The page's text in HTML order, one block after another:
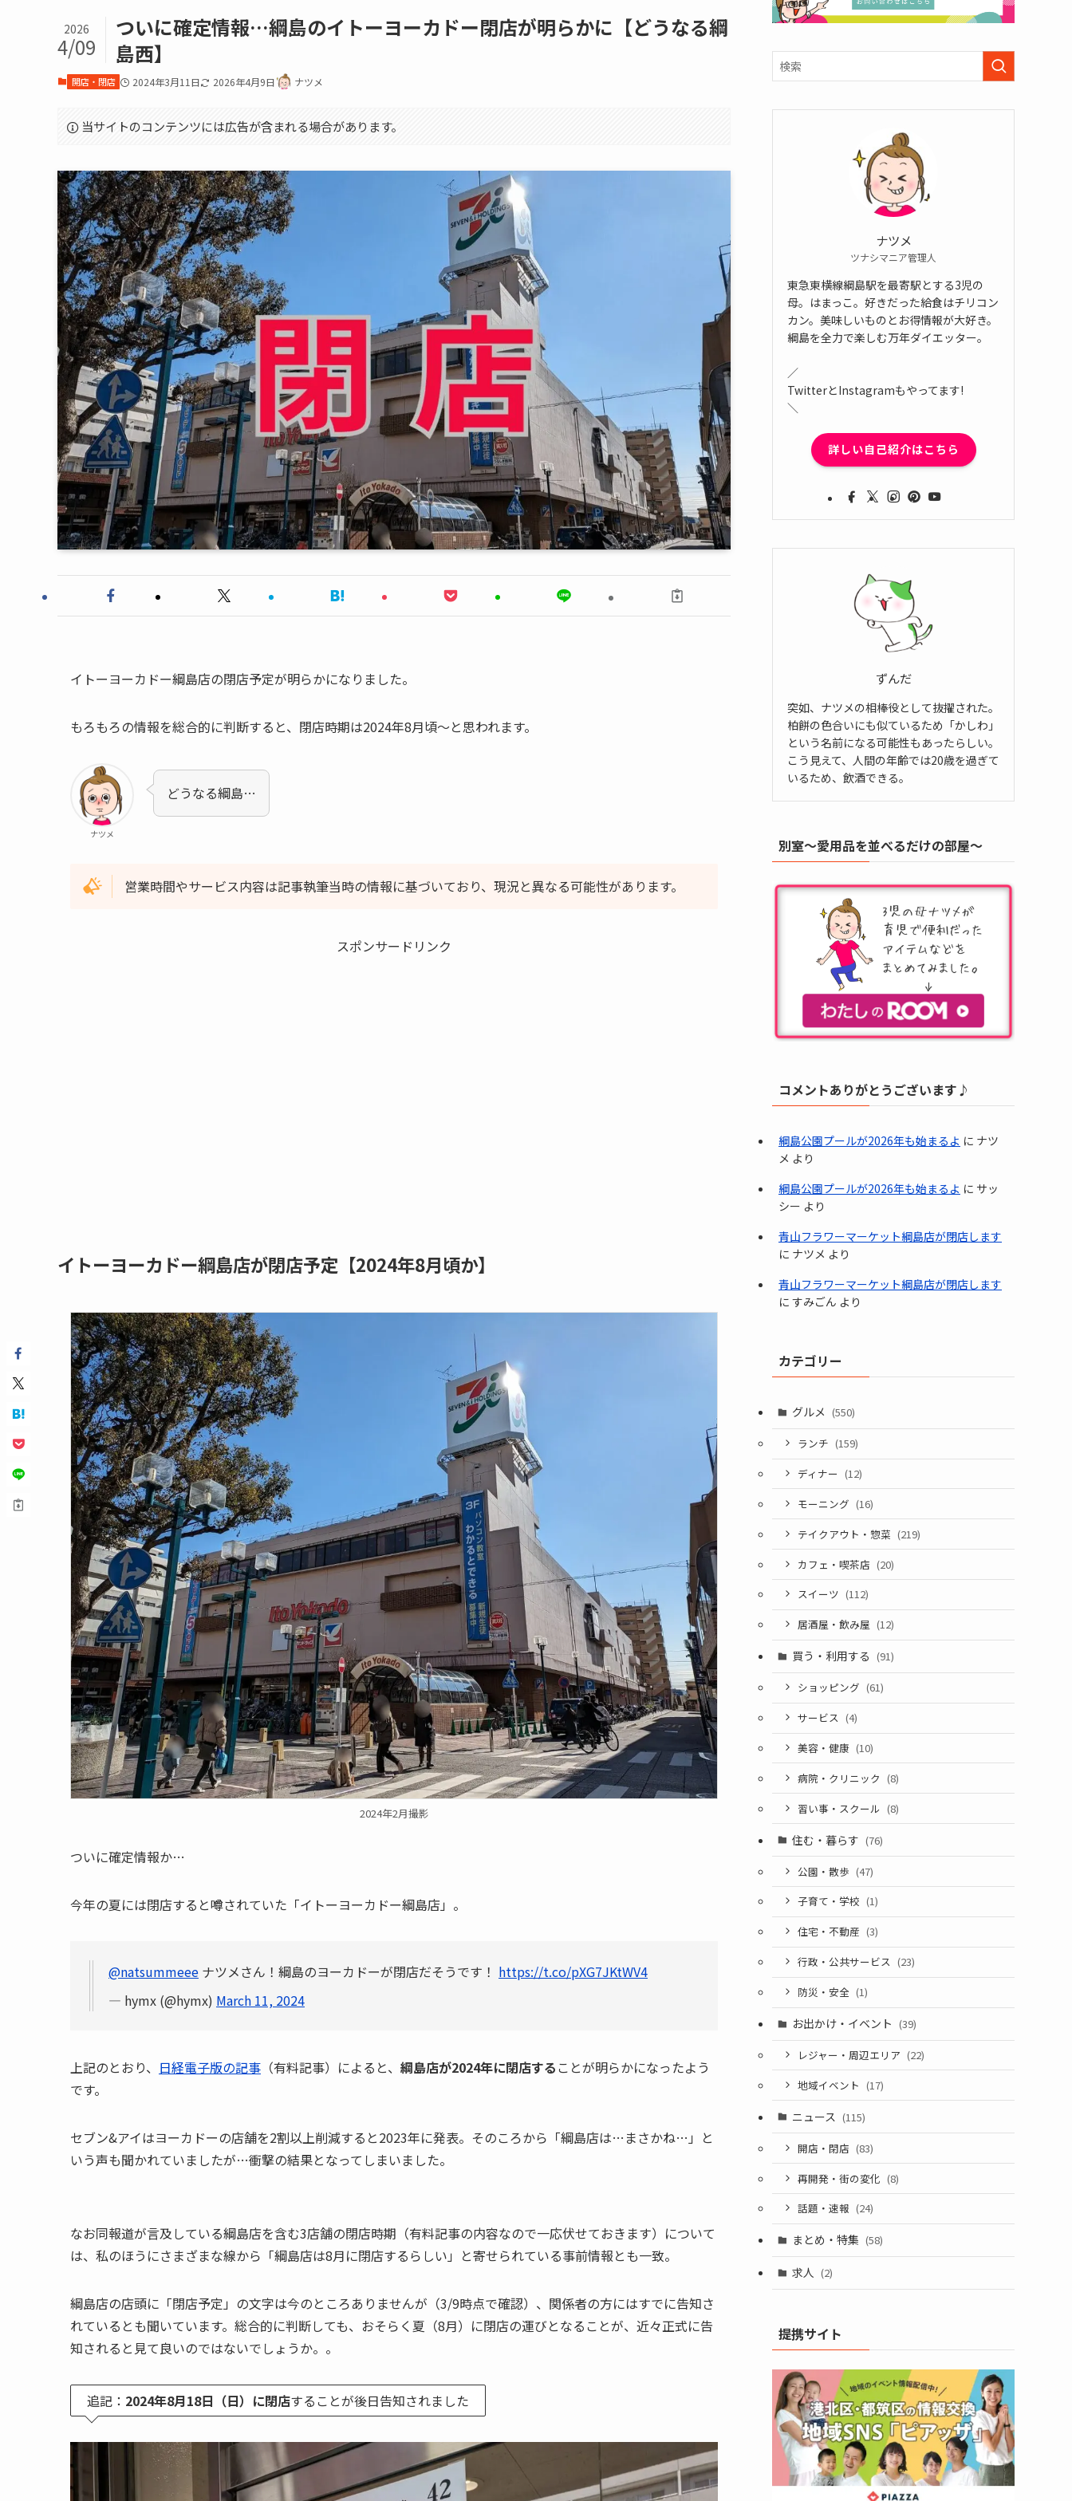
ついに確定情報…綱島のイトーヨーカドー閉店が明らかに【どうなる綱
島西】
2026
4/09
開店・閉店 2024年3月11日 2026年4月9日 ナツメ
当サイトのコンテンツには広告が含まれる場合があります。
イトーヨーカドー綱島店の閉店予定が明らかになりました。
もろもろの情報を総合的に判断すると、閉店時期は2024年8月頃～と思われます。
ナツメ
どうなる綱島…
営業時間やサービス内容は記事執筆当時の情報に基づいており、現況と異なる可能性があります。
スポンサードリンク
イトーヨーカドー綱島店が閉店予定【2024年8月頃か】
2024年2月撮影
ついに確定情報か…
今年の夏には閉店すると噂されていた「イトーヨーカドー綱島店」。
@natsummeee ナツメさん！綱島のヨーカドーが閉店だそうです！ https://t.co/pXG7JKtWV4
— hymx (@hymx) March 11, 2024
上記のとおり、 日経電子版の記事 （有料記事）によると、 綱島店が2024年に閉店する ことが明らかになったよう
です。
セブン&アイはヨーカドーの店舗を2割以上削減すると2023年に発表。そのころから「綱島店は…まさかね…」と
いう声も聞かれていましたが…衝撃の結果となってしまいました。
なお同報道が言及している綱島店を含む3店舗の閉店時期（有料記事の内容なので一応伏せておきます）について
は、私のほうにさまざまな線から「綱島店は8月に閉店するらしい」と寄せられている事前情報とも一致。
綱島店の店頭に「閉店予定」の文字は今のところありませんが（3/9時点で確認）、関係者の方にはすでに告知さ
れているとも聞いています。総合的に判断しても、おそらく夏（8月）に閉店の運びとなることが、近々正式に告
知されると見て良いのではないでしょうか。。
追記： 2024年8月18日（日）に閉店することが後日告知されました
ナツメ
ツナシマニア管理人
東急東横線綱島駅を最寄駅とする3児の
母。はまっこ。好きだった給食はチリコン
カン。美味しいものとお得情報が大好き。
綱島を全力で楽しむ万年ダイエッター。
／
TwitterとInstagramもやってます!
＼
詳しい自己紹介はこちら
ずんだ
突如、ナツメの相棒役として抜擢された。
柏餅の色合いにも似ているため「かしわ」
という名前になる可能性もあったらしい。
こう見えて、人間の年齢では20歳を過ぎて
いるため、飲酒できる。
別室～愛用品を並べるだけの部屋～
コメントありがとうございます♪
綱島公園プールが2026年も始まるよ に ナツ
メ より
綱島公園プールが2026年も始まるよ に サッ
シー より
青山フラワーマーケット綱島店が閉店します
に ナツメ より
青山フラワーマーケット綱島店が閉店します
に すみごん より
カテゴリー
グルメ (550)
ランチ (159)
ディナー (12)
モーニング (16)
テイクアウト・惣菜 (219)
カフェ・喫茶店 (20)
スイーツ (112)
居酒屋・飲み屋 (12)
買う・利用する (91)
ショッピング (61)
サービス (4)
美容・健康 (10)
病院・クリニック (8)
習い事・スクール (8)
住む・暮らす (76)
公園・散歩 (47)
子育て・学校 (1)
住宅・不動産 (3)
行政・公共サービス (23)
防災・安全 (1)
お出かけ・イベント (39)
レジャー・周辺エリア (22)
地域イベント (17)
ニュース (115)
開店・閉店 (83)
再開発・街の変化 (8)
話題・速報 (24)
まとめ・特集 (58)
求人 (2)
提携サイト